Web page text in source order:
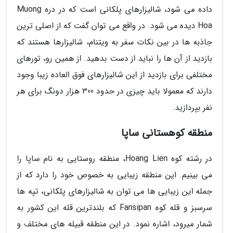
داده می شود، شالیزارهای پلکانی است که در دره Muong
Hoa دیده می شود. در واقع می توان گفت که از اصلی ترین
جاذبه ها در بین نکات سفر به ویتنام، شالیزارها هستند که
بازدید از آن ها را نباید از دست بدهید. از همین رو، تورهای
مختلفی برای بازدید از این شالیزارهای فوق العاده زیبا وجود
دارند که معمولا باید چیزی در حدود 300 هزار دونگ برای هر
نفر بپردازید.
منطقه کوهستانی ساپا
در رشته کوه Hoang Lien، منطقه روستایی به نام ساپا را
می بینیم. این منطقه زیبایی به خصوص خود را دارد که از
جمله این زیبایی ها می توان به شالیزارهای پلکانی، تپه ها
سرسبز و قله کوه Fansipan که بلندترین قله این کشور به
شمار میرود، اشاره نمود. در این منطقه قبیله های مختلف و